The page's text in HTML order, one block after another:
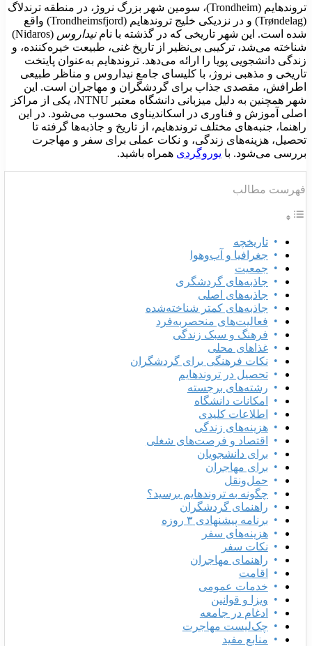
تروندهایم (Trondheim)، سومین شهر بزرگ نروژ، در منطقه ترندلاگ
(Trøndelag) و در نزدیکی خلیج تروندهایم (Trondheimsfjord) واقع
است. این شهر تاریخی که در گذشته با نامنیداروس
(Nidaros)
می‌شد، ترکیبی بی‌نظیر از تاریخ غنی، طبیعت خیره‌کننده، و
دانشجویی پویا را ارائه می‌دهد. تروندهایم به‌عنوان پایتخت
و مذهبی نروژ، با کلیسای جامع نیداروس و مناظر طبیعی
مقصدی جذاب برای گردشگران و مهاجران است. این
شهر همچنین به دلیل میزبانی دانشگاه معتبر NTNU، یکی از مراکز
آموزش و فناوری در اسکاندیناوی محسوب می‌شود. در این
جنبه‌های مختلف تروندهایم، از تاریخ و جاذبه‌ها گرفته تا
هزینه‌های زندگی، و نکات عملی برای سفر و مهاجرت
می‌شود. با یوروگردیهمراه باشید.
مطالب
تاریخچه
جغرافیا و آب‌وهوا
جمعیت
جاذبه‌های گردشگری
جاذبه‌های اصلی
جاذبه‌های کمتر شناخته‌شده
فعالیت‌های منحصربه‌فرد
فرهنگ و سبک زندگی
غذاهای محلی
نکات فرهنگی برای گردشگران
تحصیل در تروندهایم
رشته‌های برجسته
امکانات دانشگاه
اطلاعات کلیدی
هزینه‌های زندگی
اقتصاد و فرصت‌های شغلی
برای دانشجویان
برای مهاجران
حمل‌ونقل
چگونه به تروندهایم برسید؟
راهنمای گردشگران
برنامه پیشنهادی ۳ روزه
هزینه‌های سفر
نکات سفر
راهنمای مهاجران
اقامت
خدمات عمومی
ویزا و قوانین
ادغام در جامعه
چک‌لیست مهاجرت
منابع مفید